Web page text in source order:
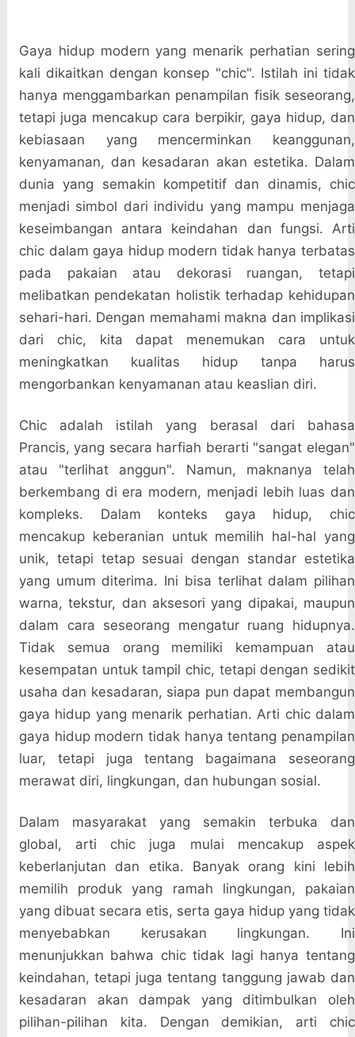
Gaya hidup modern yang menarik perhatian sering
kali dikaitkan dengan konsep "chic". Istilah ini tidak
hanya menggambarkan penampilan fisik seseorang,
tetapi juga mencakup cara berpikir, gaya hidup, dan
kebiasaan yang mencerminkan keanggunan,
kenyamanan, dan kesadaran akan estetika. Dalam
dunia yang semakin kompetitif dan dinamis, chic
menjadi simbol dari individu yang mampu menjaga
keseimbangan antara keindahan dan fungsi. Arti
chic dalam gaya hidup modern tidak hanya terbatas
pada pakaian atau dekorasi ruangan, tetapi
melibatkan pendekatan holistik terhadap kehidupan
sehari-hari. Dengan memahami makna dan implikasi
dari chic, kita dapat menemukan cara untuk
meningkatkan kualitas hidup tanpa harus
mengorbankan kenyamanan atau keaslian diri.
Chic adalah istilah yang berasal dari bahasa
Prancis, yang secara harfiah berarti "sangat elegan"
atau "terlihat anggun". Namun, maknanya telah
berkembang di era modern, menjadi lebih luas dan
kompleks. Dalam konteks gaya hidup, chic
mencakup keberanian untuk memilih hal-hal yang
unik, tetapi tetap sesuai dengan standar estetika
yang umum diterima. Ini bisa terlihat dalam pilihan
warna, tekstur, dan aksesori yang dipakai, maupun
dalam cara seseorang mengatur ruang hidupnya.
Tidak semua orang memiliki kemampuan atau
kesempatan untuk tampil chic, tetapi dengan sedikit
usaha dan kesadaran, siapa pun dapat membangun
gaya hidup yang menarik perhatian. Arti chic dalam
gaya hidup modern tidak hanya tentang penampilan
luar, tetapi juga tentang bagaimana seseorang
merawat diri, lingkungan, dan hubungan sosial.
Dalam masyarakat yang semakin terbuka dan
global, arti chic juga mulai mencakup aspek
keberlanjutan dan etika. Banyak orang kini lebih
memilih produk yang ramah lingkungan, pakaian
yang dibuat secara etis, serta gaya hidup yang tidak
menyebabkan kerusakan lingkungan. Ini
menunjukkan bahwa chic tidak lagi hanya tentang
keindahan, tetapi juga tentang tanggung jawab dan
kesadaran akan dampak yang ditimbulkan oleh
pilihan-pilihan kita. Dengan demikian, arti chic